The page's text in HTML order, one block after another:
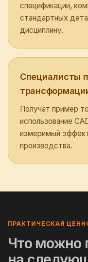
спецификации,
стандартных
дисциплину.
Специалисты
Получат пример
использование
измеримый
производства.
ПРАКТИЧЕСКАЯ
Что можно